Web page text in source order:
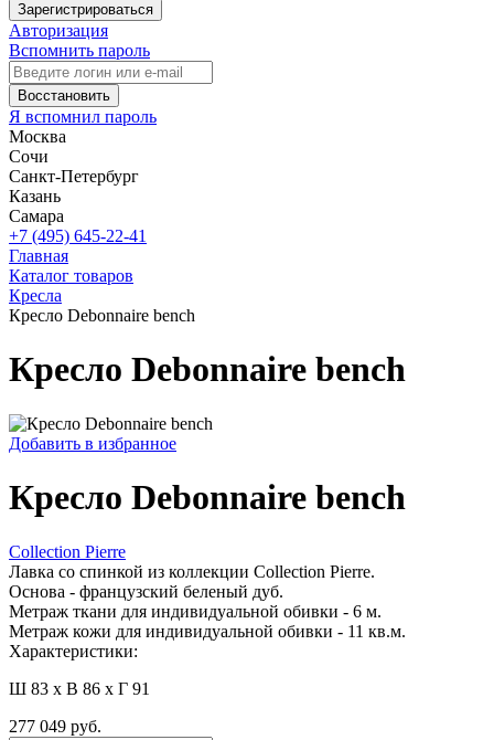
Зарегистрироваться
Авторизация
Вспомнить пароль
Восстановить
Я вспомнил пароль
Москва
Сочи
Санкт-Петербург
Казань
Самара
+7 (495) 645-22-41
Главная
Каталог товаров
Кресла
Кресло Debonnaire bench
Кресло Debonnaire bench
Добавить в избранное
Кресло Debonnaire bench
Collection Pierre
Лавка со спинкой из коллекции Collection Pierre.
Основа - французский беленый дуб.
Метраж ткани для индивидуальной обивки - 6 м.
Метраж кожи для индивидуальной обивки - 11 кв.м.
Характеристики:
Ш 83 x В 86 x Г 91
277 049 руб.